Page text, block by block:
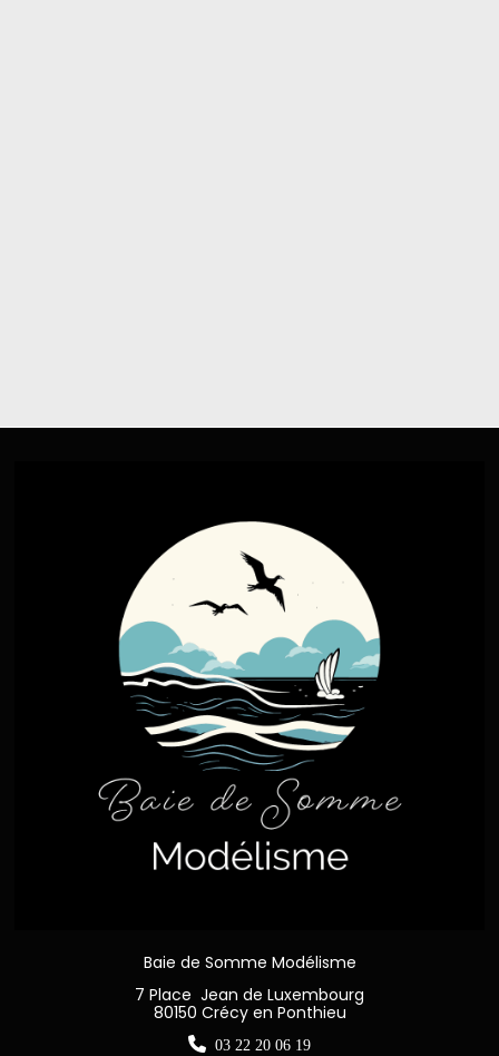
Baie de Somme Modélisme
7 Place Jean de Luxembourg
80150 Crécy en Ponthieu
 03 22 20 06 19